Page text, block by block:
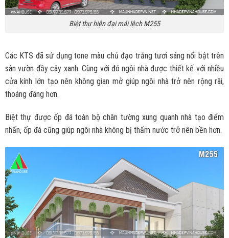
Biệt thự hiện đại mái lệch M255
Các KTS đã sử dụng tone màu chủ đạo trắng tươi sáng nổi bật trên
sân vườn đầy cây xanh. Cùng với đó ngôi nhà được thiết kế với nhiều
cửa kính lớn tạo nên không gian mở giúp ngôi nhà trở nên rộng rãi,
thoáng đãng hơn.
Biệt thự được ốp đá toàn bộ chân tường xung quanh nhà tạo điểm
nhấn, ốp đá cũng giúp ngôi nhà không bị thấm nước trở nên bền hơn.